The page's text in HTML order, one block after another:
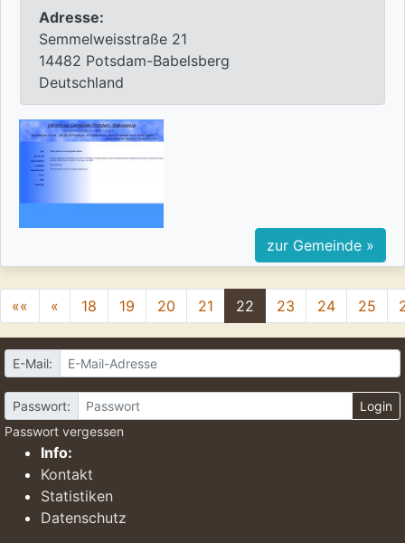
Adresse:
Semmelweisstraße 21
14482 Potsdam-Babelsberg
Deutschland
zur Gemeinde »
«« « 18 19 20 21 22 23 24 25
E-Mail:
Passwort:
Login
Passwort vergessen
Info:
Kontakt
Statistiken
Datenschutz